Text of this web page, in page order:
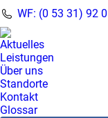
WF: (0 53 31) 92
Aktuelles
Leistungen
Über uns
Standorte
Kontakt
Glossar